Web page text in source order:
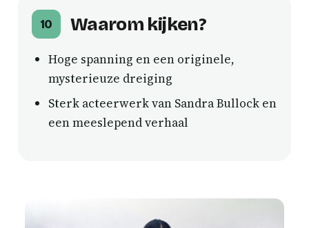
10 Waarom kijken?
Hoge spanning en een originele,
mysterieuze dreiging
Sterk acteerwerk van Sandra Bullock en
een meeslepend verhaal